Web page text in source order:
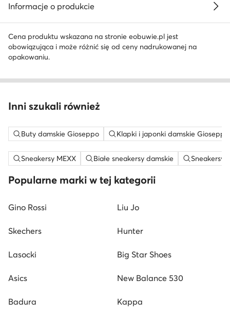
Informacje o produkcie
Cena produktu wskazana na stronie eobuwie.pl jest
obowiązująca i może różnić się od ceny nadrukowanej na
opakowaniu.
Inni szukali również
Buty damskie Gioseppo Klapki i japonki damskie Gioseppo
Sneakersy MEXX Białe sneakersy damskie Sneakersy
Popularne marki w tej kategorii
Gino Rossi Liu Jo
Skechers Hunter
Lasocki Big Star Shoes
Asics New Balance 530
Badura Kappa